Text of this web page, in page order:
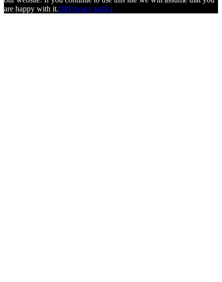
are happy with it.OkPrivacy policy